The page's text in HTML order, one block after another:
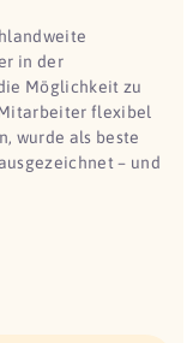
in der
Möglichkeit zu
flexibel
wurde als beste
– und